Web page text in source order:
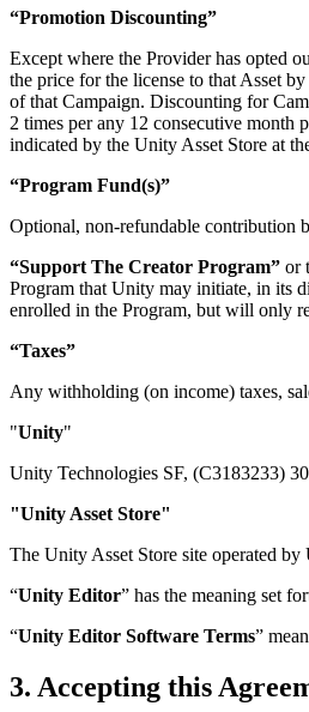
“Promotion Discounting”
Except where the Provider has opted
the price for the license to that Asset
of that Campaign. Discounting for
2 times per any 12 consecutive month
indicated by the Unity Asset Store at
“Program Fund(s)”
Optional, non-refundable contribution
“Support The Creator Program” or
Program that Unity may initiate, in its
enrolled in the Program, but will only
“Taxes”
Any withholding (on income) taxes,
"Unity"
Unity Technologies SF, (C3183233)
"Unity Asset Store"
The Unity Asset Store site operated by
“Unity Editor” has the meaning set
“Unity Editor Software Terms”
3. Accepting this